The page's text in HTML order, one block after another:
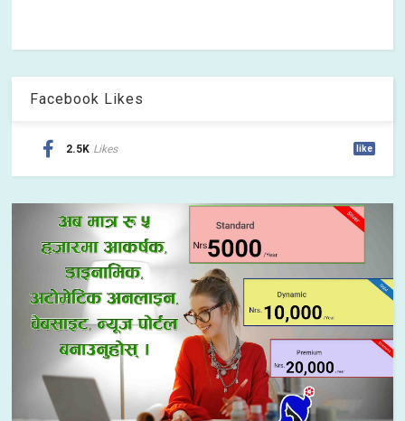
Facebook Likes
2.5K Likes like